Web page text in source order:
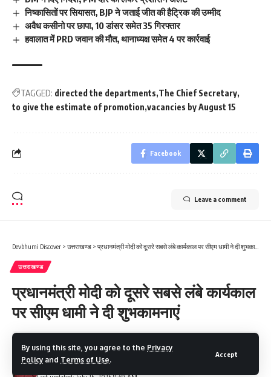
By using this site, you agree to the Privacy
Policy and Terms of Use.
Accept
निष्कासितों पर सियासत, BJP ने जताई जीत की हैट्रिक की उम्मीद
अवैध कसीनो पर छापा, 10 डांसर समेत 35 गिरफ्तार
हवालात में PRD जवान की मौत, थानाध्यक्ष समेत 4 पर कार्रवाई
TAGGED: directed the departments The Chief Secretary
to give the estimate of promotion vacancies by August 15
Facebook
Leave a comment
Devbhumi Discover > उत्तराखण्ड > प्रधानमंत्री मोदी को दूसरे सबसे लंबे कार्यकाल पर सीएम धामी ने दी शुभकामनाएं
उत्तराखण्ड
प्रधानमंत्री मोदी को दूसरे सबसे लंबे कार्यकाल
पर सीएम धामी ने दी शुभकामनाएं
Devbhumi Discover